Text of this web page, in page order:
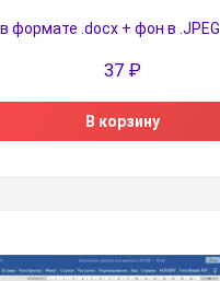
формате .docx + фон в .JPEG
37 ₽
В корзину